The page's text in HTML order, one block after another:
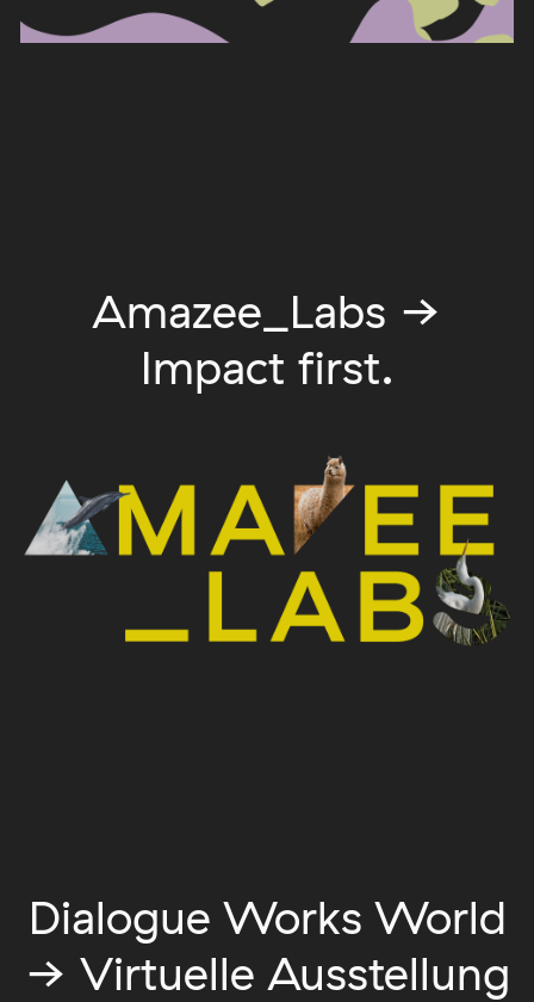
Amazee_Labs →
Impact first.
Dialogue Works World
→ Virtuelle Ausstellung